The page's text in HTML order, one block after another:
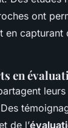
ont
en capturant
en
de l’